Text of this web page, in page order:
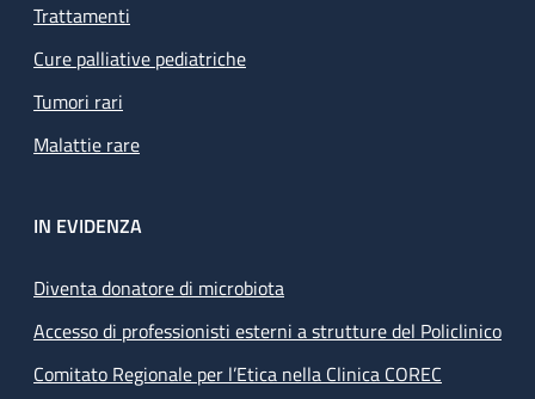
Trattamenti
Cure palliative pediatriche
Tumori rari
Malattie rare
IN EVIDENZA
Diventa donatore di microbiota
Accesso di professionisti esterni a strutture del Policlinico
Comitato Regionale per l’Etica nella Clinica COREC